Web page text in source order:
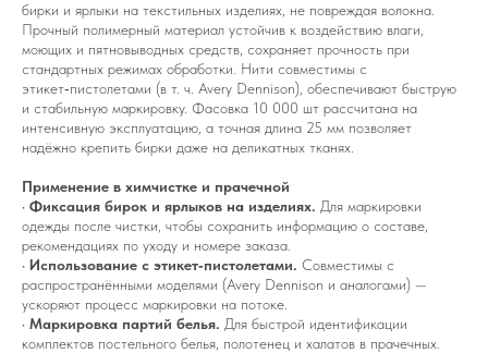
бирки и ярлыки на текстильных изделиях, не повреждая волокна.
Прочный полимерный материал устойчив к воздействию влаги,
моющих и пятновыводных средств, сохраняет прочность при
стандартных режимах обработки. Нити совместимы с
этикет‑пистолетами (в т. ч. Avery Dennison), обеспечивают быструю
и стабильную маркировку. Фасовка 10 000 шт рассчитана на
интенсивную эксплуатацию, а точная длина 25 мм позволяет
надёжно крепить бирки даже на деликатных тканях.
Применение в химчистке и прачечной
• Фиксация бирок и ярлыков на изделиях. Для маркировки
одежды после чистки, чтобы сохранить информацию о составе,
рекомендациях по уходу и номере заказа.
• Использование с этикет‑пистолетами. Совместимы с
распространёнными моделями (Avery Dennison и аналогами) —
ускоряют процесс маркировки на потоке.
• Маркировка партий белья. Для быстрой идентификации
комплектов постельного белья, полотенец и халатов в прачечных.